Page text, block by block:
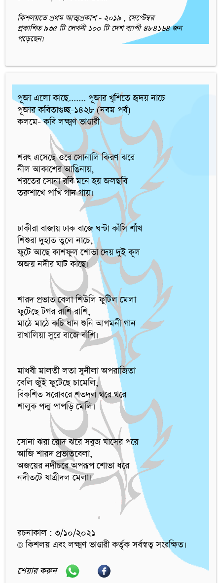
কিশলয়তে প্রথম আত্মপ্রকাশ - ২০১৯ , সেপ্টেম্বর
প্রকাশিত ৯৩৫ টি লেখনী ১০০ টি দেশ ব্যাপী ৪৮৪১৬৪ জন
পড়েছেন।
পূজা এলো কাছে....... পূজার খুশিতে হৃদয় নাচে
পূজার কবিতাগুচ্ছ-১৪২৮ (নবম পর্ব)
কলমে- কবি লক্ষ্মণ ভাণ্ডারী
শরৎ এসেছে ওরে সোনালি কিরণ ঝরে
নীল আকাশের আঙিনায়,
শরতের সোনা রবি মনে হয় জলছবি
তরুশাখে পাখি গান গায়।
ঢাকীরা বাজায় ঢাক বাজে ঘন্টা কাঁসি শাঁখ
শিশুরা দুহাত তুলে নাচে,
ফুটে আছে কাশফুল শোভা দেয় দুই কূল
অজয় নদীর ঘাট কাছে।
শারদ প্রভাত বেলা শিউলি ফুটিল মেলা
ফুটেছে টগর রাশি রাশি,
মাঠে মাঠে কচি ধান শুনি আগমনী গান
রাখালিয়া সুরে বাজে বাঁশি।
মাধবী মালতী লতা সুনীলা অপরাজিতা
বেলি জুঁই ফুটেছে চামেলি,
বিকশিত সরোবরে শতদল থরে থরে
শালুক পদ্ম পাপড়ি মেলি।
সোনা ঝরা রোদ ঝরে সবুজ ঘাসের পরে
আজি শারদ প্রভাতবেলা,
অজয়ের নদীচরে অপরূপ শোভা ধরে
নদীতটে যাত্রীদল মেলা।
রচনাকাল : ৩/১০/২০২১
© কিশলয় এবং লক্ষ্মণ ভাণ্ডারী কর্তৃক সর্বস্বত্ব সংরক্ষিত।
শেয়ার করুন